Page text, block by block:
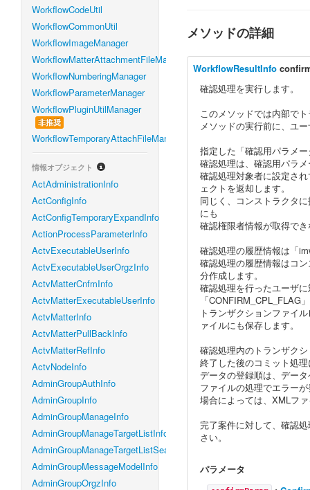
WorkflowCodeUtil
WorkflowCommonUtil
WorkflowImageManager
WorkflowMatterAttachmentFileManager
WorkflowNumberingManager
WorkflowParameterManager
WorkflowPluginUtilManager
非推奨
WorkflowTemporaryAttachFileManager
情報オブジェクト
ActAdministrationInfo
ActConfigInfo
ActConfigTemporaryExpandInfo
ActionProcessParameterInfo
ActvExecutableUserInfo
ActvExecutableUserOrgzInfo
ActvMatterCnfmInfo
ActvMatterExecutableUserInfo
ActvMatterInfo
ActvMatterPullBackInfo
ActvMatterRefInfo
ActvNodeInfo
AdminGroupAuthInfo
AdminGroupInfo
AdminGroupManageInfo
AdminGroupManageTargetListInfo
AdminGroupManageTargetListSearchConditionInfo
AdminGroupMessageModelInfo
AdminGroupOrgzInfo
メソッドの詳細
WorkflowResultInfo
確認処理を実行します。
このメソッドでは内部で
メソッドの実行前に、ユ
指定した「確認用パラメ
確認処理は、確認用パラ
確認処理対象者に設定さ
ェクトを返却します。
同じく、コンストラクタ
にも
確認権限者情報が取得で
確認処理の履歴情報は「
確認処理の履歴情報はコ
分作成します。
確認処理を行ったユーザ
「CONFIRM_CPL_FLAG
トランザクションファイ
ァイルにも保存します。
確認処理内のトランザク
終了した後のコミット処
データの登録順は、デー
ファイルの処理でエラー
場合によっては、XMLフ
完了案件に対して、確認
さい。
パラメータ